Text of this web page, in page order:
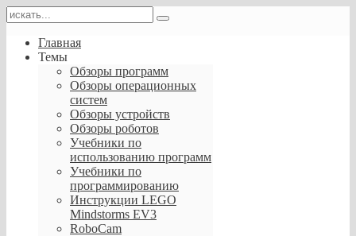
Главная
Темы
Обзоры программ
Обзоры операционных
систем
Обзоры устройств
Обзоры роботов
Учебники по
использованию программ
Учебники по
программированию
Инструкции LEGO
Mindstorms EV3
RoboCam